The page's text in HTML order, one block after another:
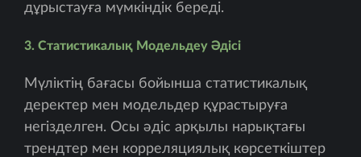
дұрыстауға мүмкіндік береді.
3. Статистикалық Модельдеу Әдісі
Мүліктің бағасы бойынша статистикалық
деректер мен модельдер құрастыруға
негізделген. Осы әдіс арқылы нарықтағы
трендтер мен корреляциялық көрсеткіштер